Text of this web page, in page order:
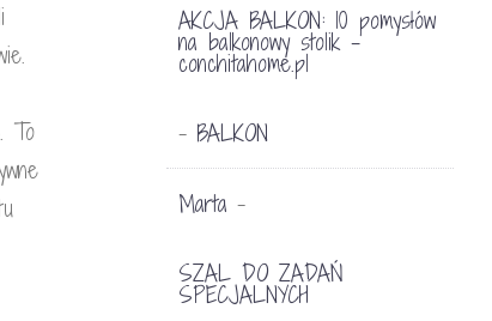
To
AKCJA BALKON: 10 pomysłów
na balkonowy stolik -
conchitahome.pl
- BALKON
Marta -
SZAL DO ZADAŃ
SPECJALNYCH